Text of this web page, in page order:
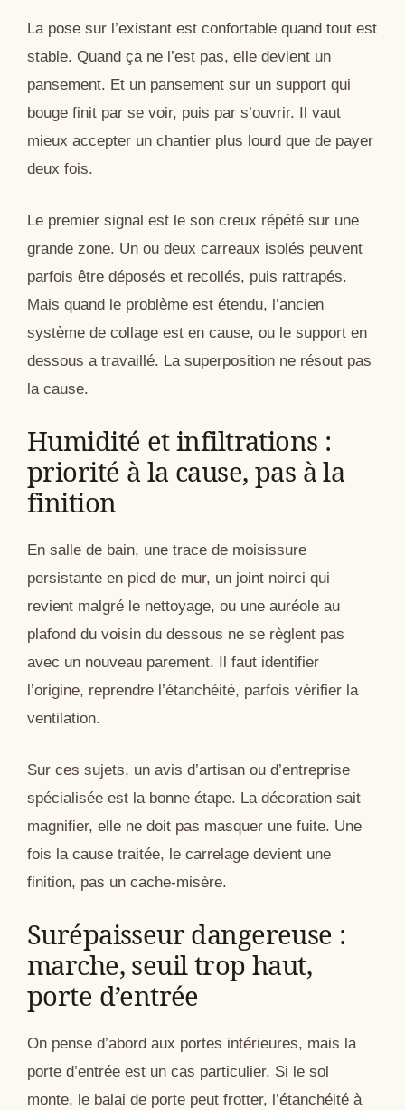
La pose sur l’existant est confortable quand tout est
stable. Quand ça ne l’est pas, elle devient un
pansement. Et un pansement sur un support qui
bouge finit par se voir, puis par s’ouvrir. Il vaut
mieux accepter un chantier plus lourd que de payer
deux fois.
Le premier signal est le son creux répété sur une
grande zone. Un ou deux carreaux isolés peuvent
parfois être déposés et recollés, puis rattrapés.
Mais quand le problème est étendu, l’ancien
système de collage est en cause, ou le support en
dessous a travaillé. La superposition ne résout pas
la cause.
Humidité et infiltrations :
priorité à la cause, pas à la
finition
En salle de bain, une trace de moisissure
persistante en pied de mur, un joint noirci qui
revient malgré le nettoyage, ou une auréole au
plafond du voisin du dessous ne se règlent pas
avec un nouveau parement. Il faut identifier
l’origine, reprendre l’étanchéité, parfois vérifier la
ventilation.
Sur ces sujets, un avis d’artisan ou d’entreprise
spécialisée est la bonne étape. La décoration sait
magnifier, elle ne doit pas masquer une fuite. Une
fois la cause traitée, le carrelage devient une
finition, pas un cache-misère.
Surépaisseur dangereuse :
marche, seuil trop haut,
porte d’entrée
On pense d’abord aux portes intérieures, mais la
porte d’entrée est un cas particulier. Si le sol
monte, le balai de porte peut frotter, l’étanchéité à